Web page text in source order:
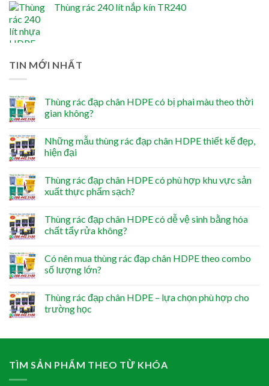
Thùng rác 240 lít nắp kín TR240
TIN MỚI NHẤT
Thùng rác đạp chân HDPE có bị phai màu theo thời
gian không?
Những mẫu thùng rác đạp chân HDPE thiết kế đẹp,
hiện đại
Thùng rác đạp chân HDPE có phù hợp khu vực sản
xuất thực phẩm sạch?
Thùng rác đạp chân HDPE có dễ vệ sinh bằng hóa
chất tẩy rửa không?
Có nên mua thùng rác đạp chân HDPE theo combo
số lượng lớn?
Thùng rác đạp chân HDPE – lựa chọn phù hợp cho
trường học
TÌM SẢN PHẨM THEO TỪ KHÓA